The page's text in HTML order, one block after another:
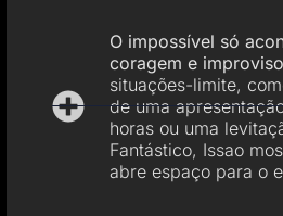
O impossível só
coragem e
situações-limite,
de uma
horas ou uma
Fantástico, Issao
abre espaço para o